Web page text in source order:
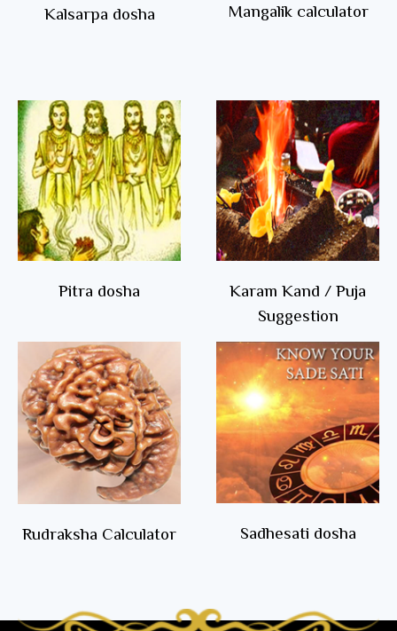
Kalsarpa dosha Mangalik calculator
Pitra dosha
Karam Kand / Puja
Suggestion
Rudraksha Calculator Sadhesati dosha